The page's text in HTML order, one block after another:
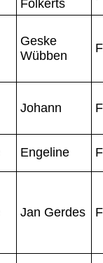
Folkerts
Geske
Wübben
Johann
Engeline
Jan Gerdes